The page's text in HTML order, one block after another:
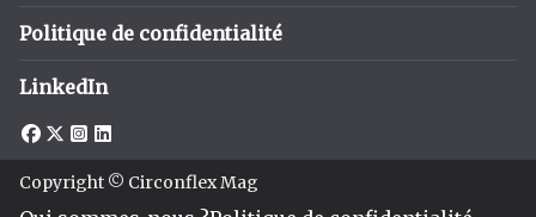
Politique de confidentialité
LinkedIn
Copyright © Circonflex Mag